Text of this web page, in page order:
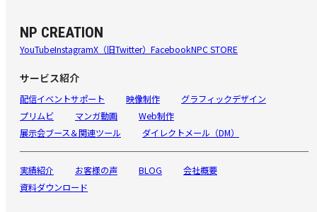
NP CREATION
YouTubeInstagramX（旧Twitter） FacebookNPC STORE
サービス紹介
配信イベントサポート 映像制作
グラフィックデザイン
プリムビ
マンガ動画
Web制作
展示会ブース＆関連ツール
ダイレクトメール（DM）
実績紹介 お客様の声 BLOG
会社概要
資料ダウンロード